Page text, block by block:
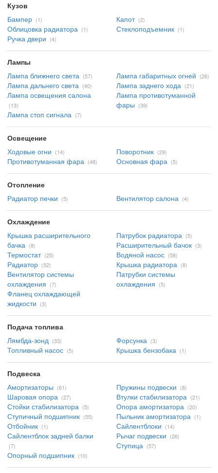
Кузов
Бампер (1) Капот (2)
Облицовка радиатора (1) Стеклоподъемник (1)
Ручка двери (4)
Лампы
Лампа ближнего света (57) Лампа габаритных огней (26)
Лампа дальнего света (40) Лампа заднего хода (21)
Лампа освещения салона
(13)
Лампа противотуманной
фары (39)
Лампа стоп сигнала (7)
Освещение
Ходовые огни (14) Поворотник (29)
Противотуманная фара (48) Основная фара (5)
Отопление
Радиатор печки (5) Вентилятор салона (4)
Охлаждение
Крышка расширительного
бачка (8)
Патрубок радиатора (5)
Расширительный бачок (3)
Термостат (25) Водяной насос (58)
Радиатор (52) Крышка радиатора (8)
Вентилятор системы
охлаждения (7)
Патрубки системы
охлаждения (5)
Фланец охлаждающей
жидкости (3)
Подача топлива
Лямбда-зонд (33) Форсунка (3)
Топливный насос (5) Крышка бензобака (1)
Подвеска
Амортизаторы (61) Пружины подвески (8)
Шаровая опора (27) Втулки стабилизатора (21)
Стойки стабилизатора (5) Опора амортизатора (20)
Ступичный подшипник (55) Пыльник амортизатора (1)
Отбойник (1) Сайлентблоки (14)
Сайлентблок задней балки
(7)
Рычаг подвески (26)
Ступица (57)
Опорный подшипник (10)